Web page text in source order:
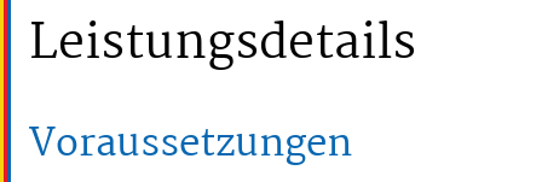
Leistungsdetails
Voraussetzungen